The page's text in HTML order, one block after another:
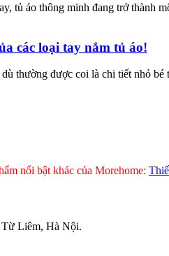
tủ áo thông minh đang trở
các loại tay nắm tủ áo!
thường được coi là chi tiết nhỏ
nổi bật khác của Morehome:
Liêm, Hà Nội.